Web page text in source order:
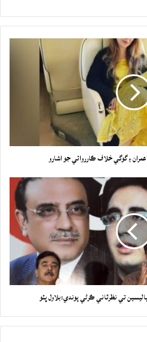
۽ گوگي خلاف ڪارروائي جو اشارو
تي نظرثاني ڪرڻي پوندي:بلاول ڀٽو